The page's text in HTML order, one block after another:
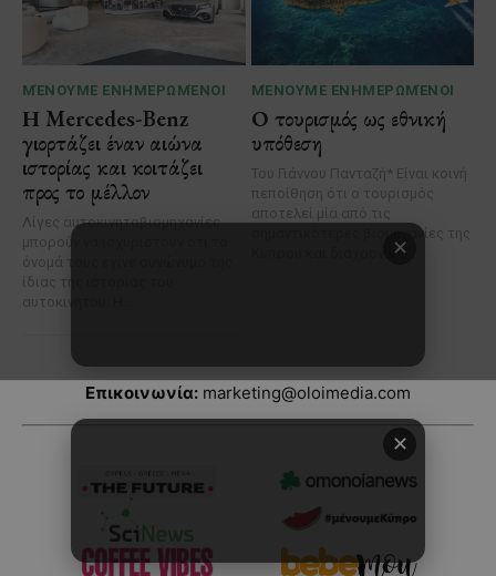
Επικοινωνία: marketing@oloimedia.com
✕